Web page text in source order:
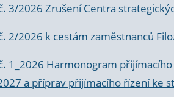
3/2026 Zrušení Centra
2/2026 k cestám zaměstnanců
1_2026 Harmonogram
a příprav přijímacího řízení ke